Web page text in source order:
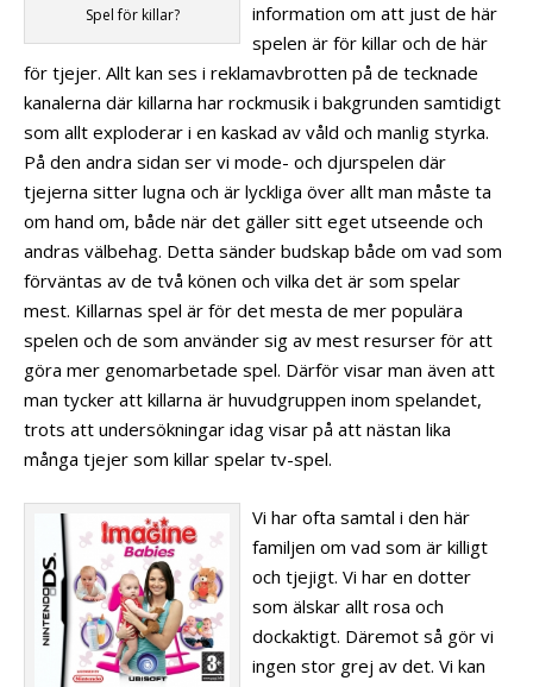
Spel för killar?
information om att just de här
spelen är för killar och de här
för tjejer. Allt kan ses i reklamavbrotten på de tecknade
kanalerna där killarna har rockmusik i bakgrunden samtidigt
som allt exploderar i en kaskad av våld och manlig styrka.
På den andra sidan ser vi mode- och djurspelen där
tjejerna sitter lugna och är lyckliga över allt man måste ta
om hand om, både när det gäller sitt eget utseende och
andras välbehag. Detta sänder budskap både om vad som
förväntas av de två könen och vilka det är som spelar
mest. Killarnas spel är för det mesta de mer populära
spelen och de som använder sig av mest resurser för att
göra mer genomarbetade spel. Därför visar man även att
man tycker att killarna är huvudgruppen inom spelandet,
trots att undersökningar idag visar på att nästan lika
många tjejer som killar spelar tv-spel.
Vi har ofta samtal i den här
familjen om vad som är killigt
och tjejigt. Vi har en dotter
som älskar allt rosa och
dockaktigt. Däremot så gör vi
ingen stor grej av det. Vi kan